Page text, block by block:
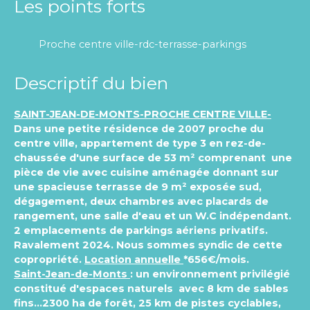
Les points forts
Proche centre ville-rdc-terrasse-parkings
Descriptif du bien
SAINT-JEAN-DE-MONTS-PROCHE CENTRE VILLE-
Dans une petite résidence de 2007 proche du
centre ville, appartement de type 3 en rez-de-
chaussée d'une surface de 53 m² comprenant une
pièce de vie avec cuisine aménagée donnant sur
une spacieuse terrasse de 9 m² exposée sud,
dégagement, deux chambres avec placards de
rangement, une salle d'eau et un W.C indépendant.
2 emplacements de parkings aériens privatifs.
Ravalement 2024. Nous sommes syndic de cette
copropriété. Location annuelle *656€/mois.
Saint-Jean-de-Monts : un environnement privilégié
constitué d'espaces naturels avec 8 km de sables
fins...2300 ha de forêt, 25 km de pistes cyclables,